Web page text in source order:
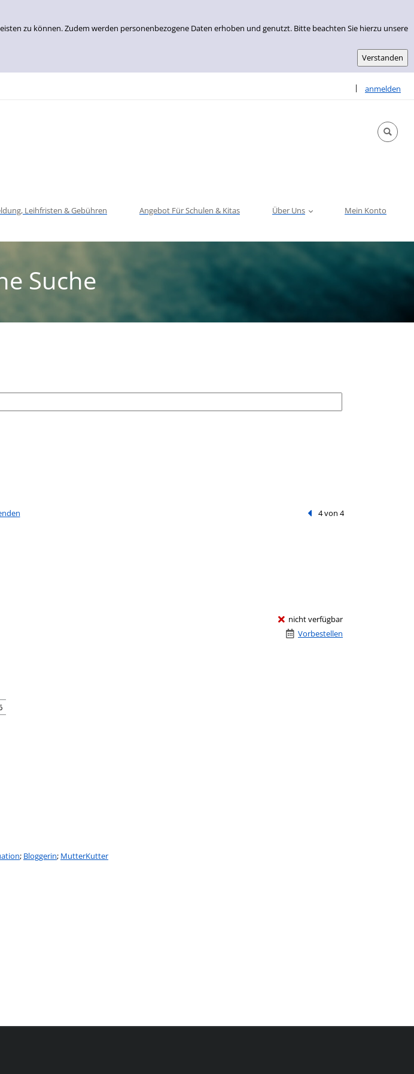
zu können. Zudem werden personenbezogene Daten erhoben und genutzt. Bitte beachten Sie hierzu unsere
| anmelden
Sprache
Leihfristen & Gebühren Angebot Für Schulen & Kitas Über Uns Mein Konto
Suche
Vorheriger Treffer
4 von 4
nicht verfügbar
Vorbestellen
; Bloggerin; MutterKutter